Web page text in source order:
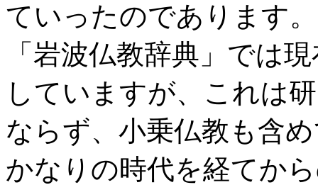
ていったのであります。
「岩波仏教辞典」では
していますが、これは
ならず、小乗仏教も含
かなりの時代を経てか